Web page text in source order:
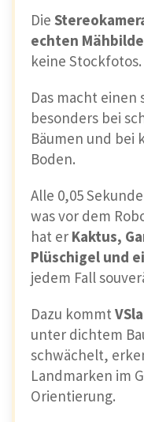
Die
echten
keine Stockfotos.
Das macht
besonders bei
Bäumen und bei
Boden.
Alle 0,05
was vor dem
hat er Kaktus,
Plüschigel und
jedem Fall
Dazu kommt
unter dichtem
schwächelt,
Landmarken im
Orientierung.